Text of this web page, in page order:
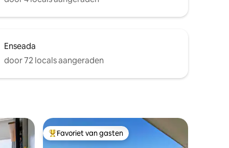
Enseada
door 72 locals aangeraden
Topfavoriet van gasten
Favoriet van gasten